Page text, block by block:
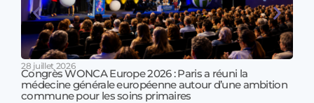
28 juillet 2026
Congrès WONCA Europe 2026 : Paris a réuni la
médecine générale européenne autour d’une ambition
commune pour les soins primaires